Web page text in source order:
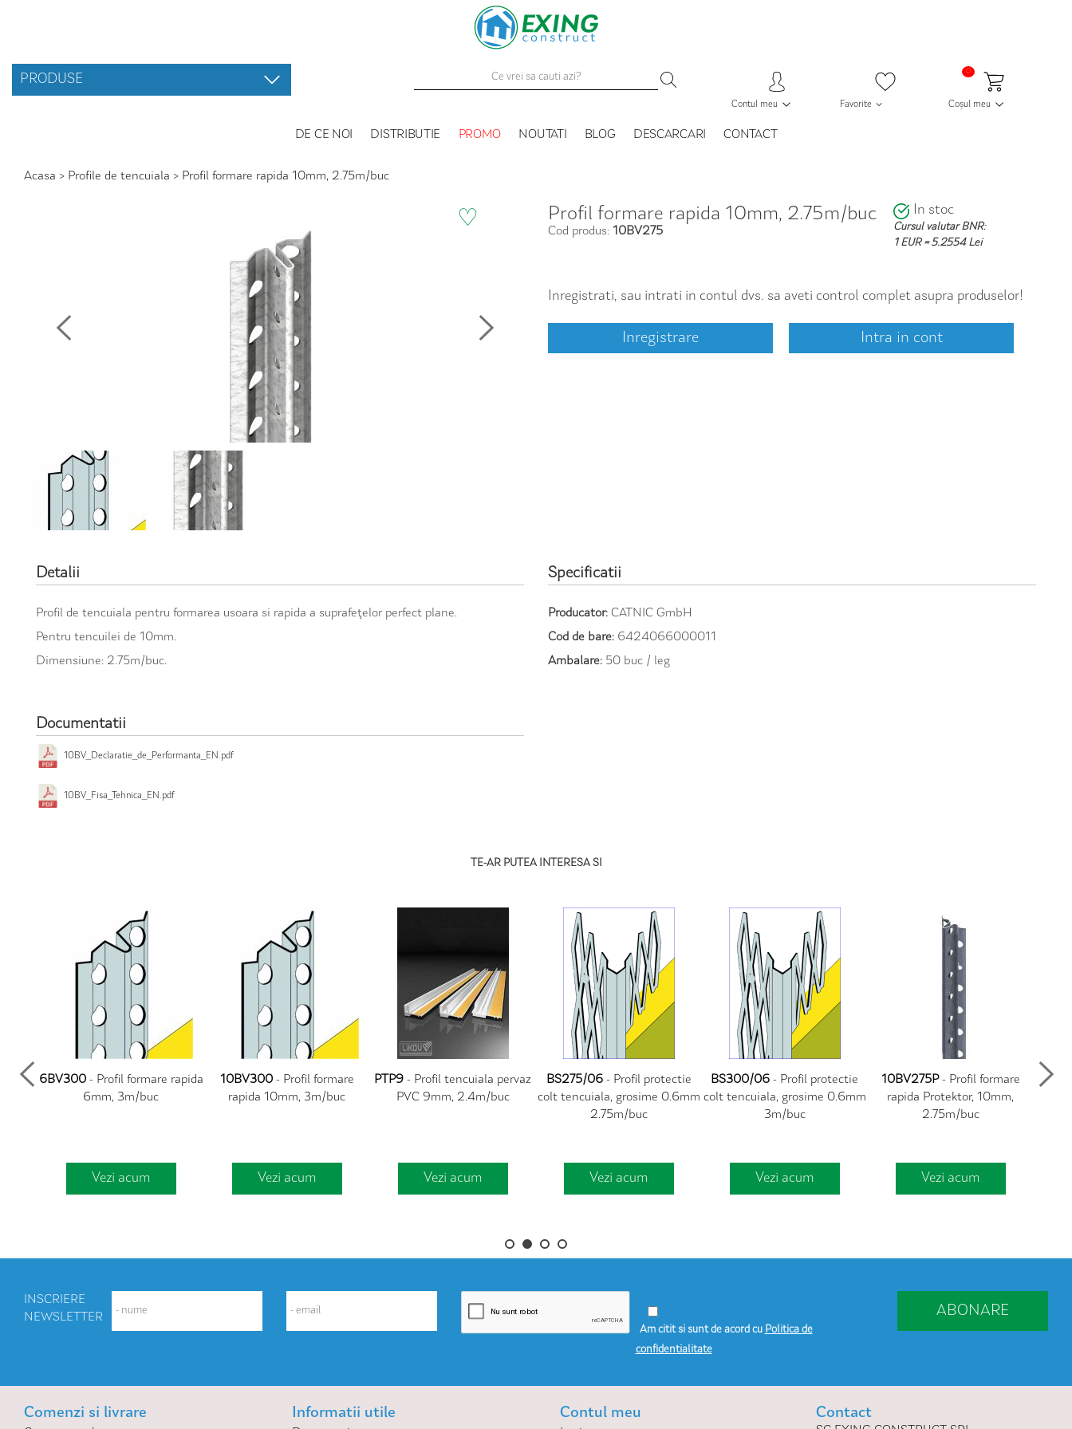
PRODUSE
Contul meu Favorite Coșul meu
0
DE CE NOI DISTRIBUTIE PROMO NOUTATI BLOG DESCARCARI CONTACT
Acasa > Profile de tencuiala > Profil formare rapida 10mm, 2.75m/buc
♡ Profil formare rapida 10mm, 2.75m/buc
Cod produs: 10BV275
In stoc
Cursul valutar BNR:
1 EUR = 5.2554 Lei
Inregistrati, sau intrati in contul dvs. sa aveti control complet asupra produselor!
Inregistrare Intra in cont
Detalii
Profil de tencuiala pentru formarea usoara si rapida a suprafeţelor perfect plane.
Pentru tencuilei de 10mm.
Dimensiune: 2.75m/buc.
Documentatii
10BV_Declaratie_de_Performanta_EN.pdf
10BV_Fisa_Tehnica_EN.pdf
Specificatii
Producator: CATNIC GmbH
Cod de bare: 6424066000011
Ambalare: 50 buc / leg
TE-AR PUTEA INTERESA SI
6BV300- Profil formare rapida
6mm, 3m/buc
Vezi acum
10BV300- Profil formare
rapida 10mm, 3m/buc
Vezi acum
PTP9 - Profil tencuiala pervaz
PVC 9mm, 2.4m/buc
Vezi acum
BS275/06- Profil protectie
colt tencuiala, grosime 0.6mm
2.75m/buc
Vezi acum
BS300/06 - Profil protectie
colt tencuiala, grosime 0.6mm
3m/buc
Vezi acum
10BV275P- Profil formare
rapida Protektor, 10mm,
2.75m/buc
Vezi acum
INSCRIERE
NEWSLETTER
Am citit si sunt de acord cu Politica de
confidentialitate
ABONARE
Comenzi si livrare Informatii utile Contul meu Contact